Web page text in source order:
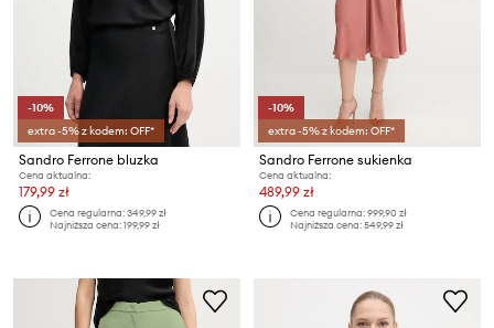
-10%
extra -5% z kodem: OFF*
Sandro Ferrone bluzka
Cena aktualna:
179,99 zł
Cena regularna:349,99 zł
Najniższa cena:199,99 zł
-10%
extra -5% z kodem: OFF*
Sandro Ferrone sukienka
Cena aktualna:
489,99 zł
Cena regularna:999,90 zł
Najniższa cena:549,99 zł